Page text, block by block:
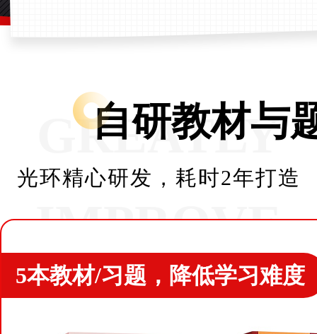
自研教材与
GREATLY
IMPROVE
THE PASS
光环精心研发，耗时2年打造
5本教材/习题，降低学习难度